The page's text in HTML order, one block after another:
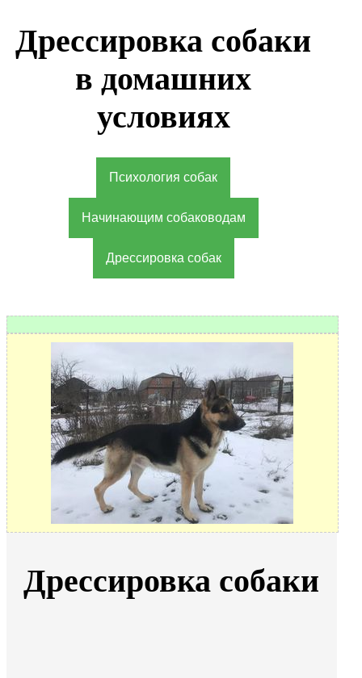
Дрессировка собаки
в домашних
условиях
Психология собак
Начинающим собаководам
Дрессировка собак
Дрессировка собаки